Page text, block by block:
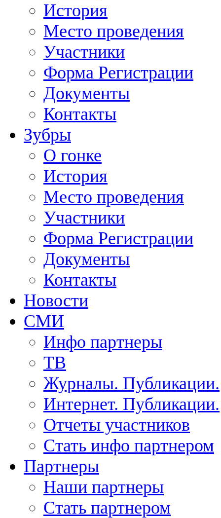
История
Место проведения
Участники
Форма Регистрации
Документы
Контакты
Зубры
О гонке
История
Место проведения
Участники
Форма Регистрации
Документы
Контакты
Новости
СМИ
Инфо партнеры
ТВ
Журналы. Публикации.
Интернет. Публикации.
Отчеты участников
Стать инфо партнером
Партнеры
Наши партнеры
Стать партнером